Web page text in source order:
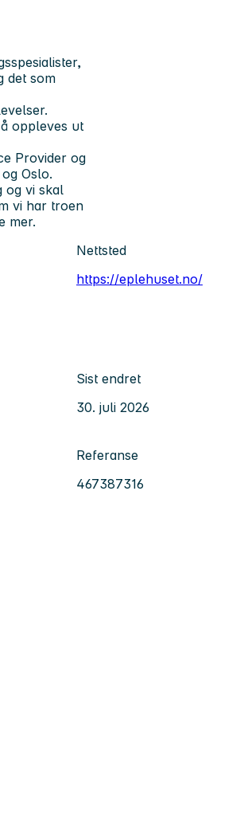
det som
oppleves ut
Provider og
Oslo.
og vi skal
vi har troen
mer.
Nettsted
https://eplehuset.no/
Sist endret
30. juli 2026
Referanse
467387316